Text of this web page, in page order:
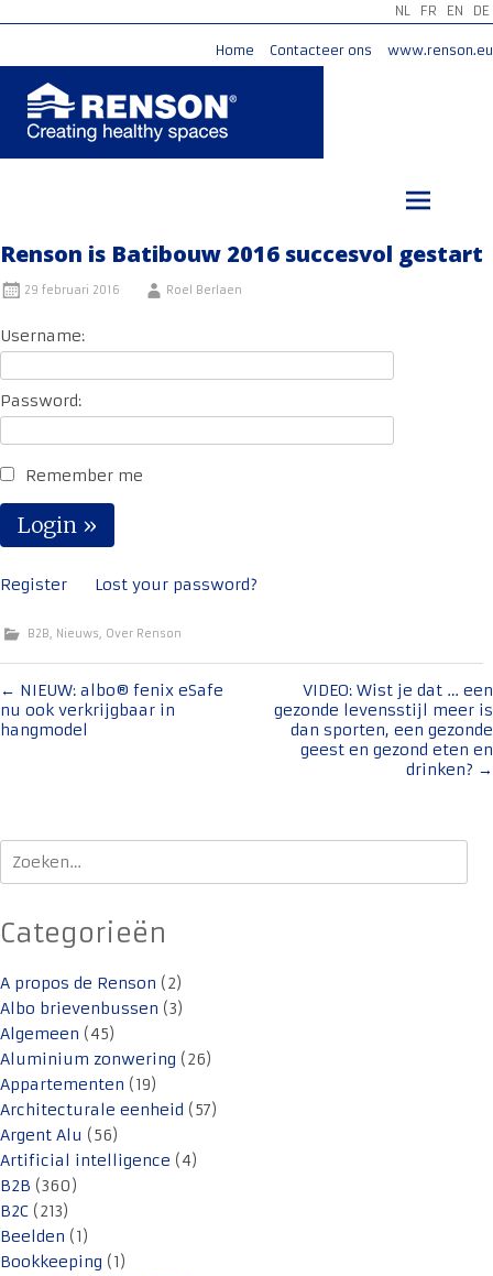
NL FR EN DE
Home Contacteer ons www.renson.eu
Renson is Batibouw 2016 succesvol gestart
29 februari 2016 Roel Berlaen
Username:
Password:
Remember me
Register Lost your password?
B2B, Nieuws, Over Renson
Bericht
navigatie
← NIEUW: albo® fenix eSafe
nu ook verkrijgbaar in
hangmodel
VIDEO: Wist je dat … een
gezonde levensstijl meer is
dan sporten, een gezonde
geest en gezond eten en
drinken? →
Zoeken
naar:
Categorieën
A propos de Renson (2)
Albo brievenbussen (3)
Algemeen (45)
Aluminium zonwering (26)
Appartementen (19)
Architecturale eenheid (57)
Argent Alu (56)
Artificial intelligence (4)
B2B (360)
B2C (213)
Beelden (1)
Bookkeeping (1)